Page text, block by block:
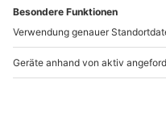
Ägyptische Massage
Bad Soden am Taunus